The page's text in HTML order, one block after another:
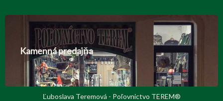
Kamenná predajňa
Ľuboslava Teremová - Poľovnictvo TEREM®